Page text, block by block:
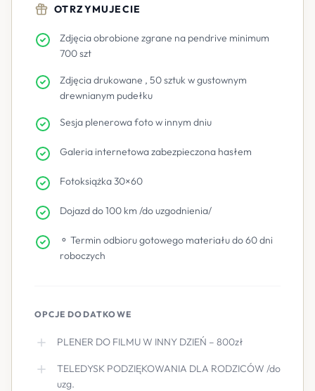
OTRZYMUJECIE
Zdjęcia obrobione zgrane na pendrive minimum
700 szt
Zdjęcia drukowane , 50 sztuk w gustownym
drewnianym pudełku
Sesja plenerowa foto w innym dniu
Galeria internetowa zabezpieczona hasłem
Fotoksiążka 30×60
Dojazd do 100 km /do uzgodnienia/
⚬ Termin odbioru gotowego materiału do 60 dni
roboczych
OPCJE DODATKOWE
PLENER DO FILMU W INNY DZIEŃ – 800zł
TELEDYSK PODZIĘKOWANIA DLA RODZICÓW /do
uzg.